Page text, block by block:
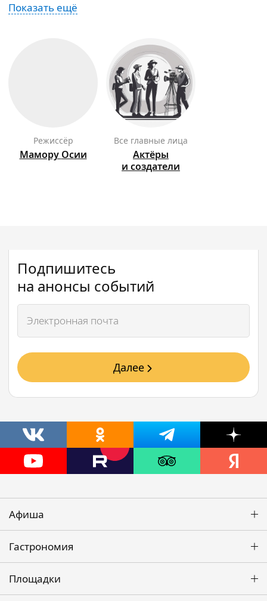
Показать ещё
режиссёр
Мамору Осии
Все главные лица
Актёры
и создатели
Подпишитесь
на анонсы событий
Далее
Афиша
Гастрономия
Площадки